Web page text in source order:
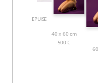
EPUISE
40 x 60 cm
500€